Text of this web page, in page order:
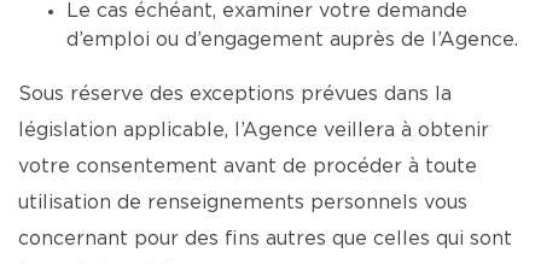
Le cas échéant, examiner votre demande
d’emploi ou d’engagement auprès de l’Agence.
Sous réserve des exceptions prévues dans la
législation applicable, l’Agence veillera à obtenir
votre consentement avant de procéder à toute
utilisation de renseignements personnels vous
concernant pour des fins autres que celles qui sont